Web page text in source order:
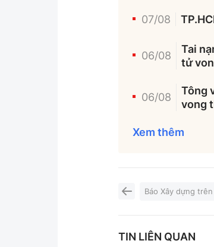
07/08
06/08
Tai
tử
06/08
Tông
vong
Xem thêm
Báo Xây dựng trên
TIN LIÊN QUAN